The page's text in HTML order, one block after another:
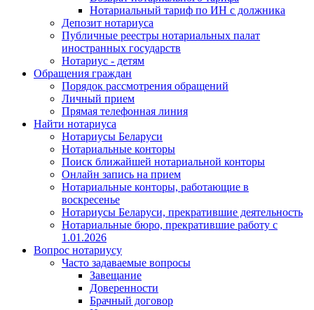
Нотариальный тариф по ИН с должника
Депозит нотариуса
Публичные реестры нотариальных палат
иностранных государств
Нотариус - детям
Обращения граждан
Порядок рассмотрения обращений
Личный прием
Прямая телефонная линия
Найти нотариуса
Нотариусы Беларуси
Нотариальные конторы
Поиск ближайшей нотариальной конторы
Онлайн запись на прием
Нотариальные конторы, работающие в
воскресенье
Нотариусы Беларуси, прекратившие деятельность
Нотариальные бюро, прекратившие работу с
1.01.2026
Вопрос нотариусу
Часто задаваемые вопросы
Завещание
Доверенности
Брачный договор